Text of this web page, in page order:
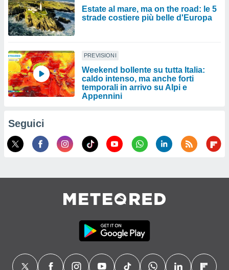
Estate al mare, ma on the road: le 5
strade costiere più belle d'Europa
PREVISIONI
Weekend bollente su tutta Italia:
caldo intenso, ma anche forti
temporali in arrivo su Alpi e
Appennini
Seguici